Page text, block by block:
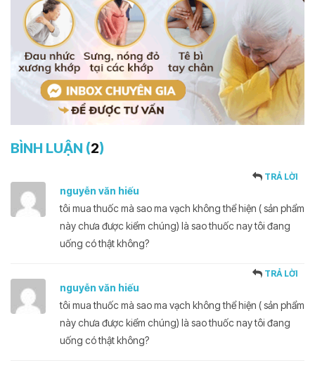
BÌNH LUẬN (2)
nguyễn văn hiếu
TRẢ LỜI
tôi mua thuốc mà sao ma vạch không thể hiện ( sản phẩm
này chưa được kiểm chúng) là sao thuốc nay tôi đang
uống có thật không?
nguyễn văn hiếu
TRẢ LỜI
tôi mua thuốc mà sao ma vạch không thể hiện ( sản phẩm
này chưa được kiểm chúng) là sao thuốc nay tôi đang
uống có thật không?